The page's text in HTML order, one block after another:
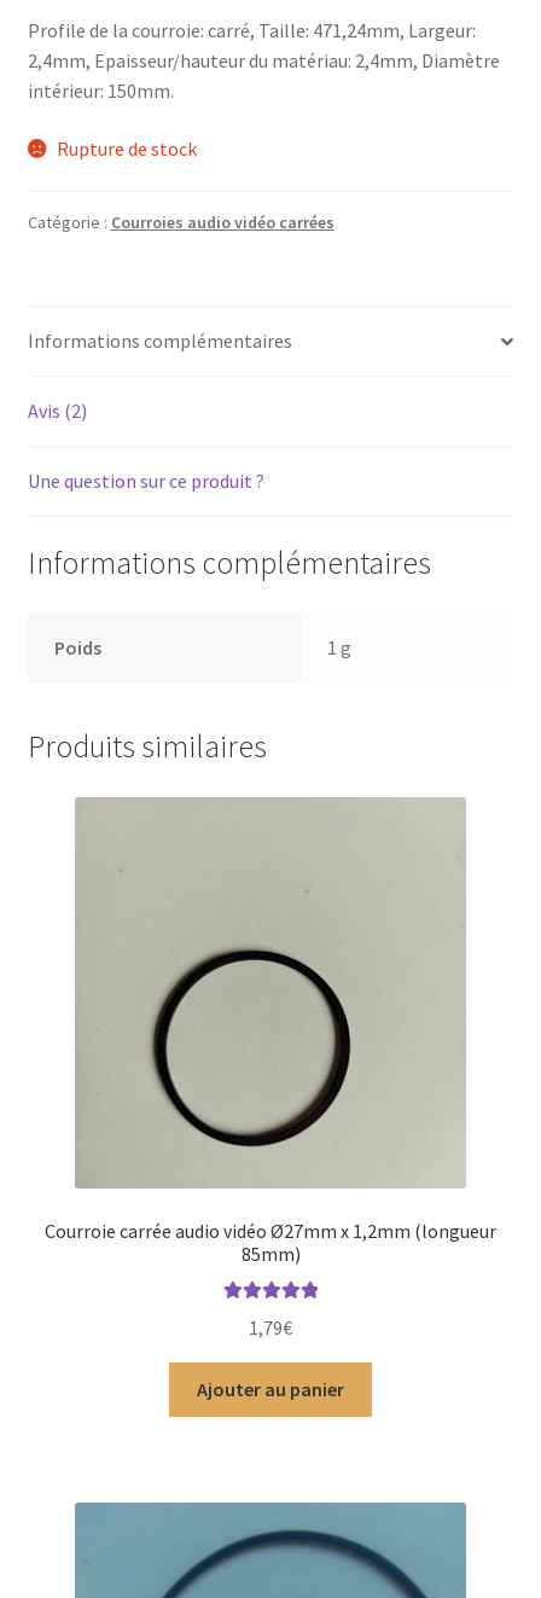
Profile de la courroie: carré, Taille: 471,24mm, Largeur:
2,4mm, Epaisseur/hauteur du matériau: 2,4mm, Diamètre
intérieur: 150mm.
Rupture de stock
Catégorie : Courroies audio vidéo carrées
Informations complémentaires
Avis (2)
Une question sur ce produit ?
Informations complémentaires
Poids 1 g
Produits similaires
Courroie carrée audio vidéo Ø27mm x 1,2mm (longueur
85mm)
1,79€
Ajouter au panier